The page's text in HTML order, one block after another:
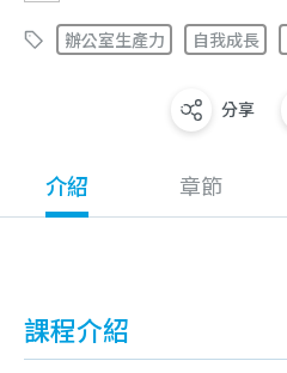
辦公室生產力 自我成長
分享
介紹 章節
課程介紹